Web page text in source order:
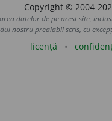
Copyright © 2004-
datelor de pe acest site,
nostru prealabil scris, cu
licență